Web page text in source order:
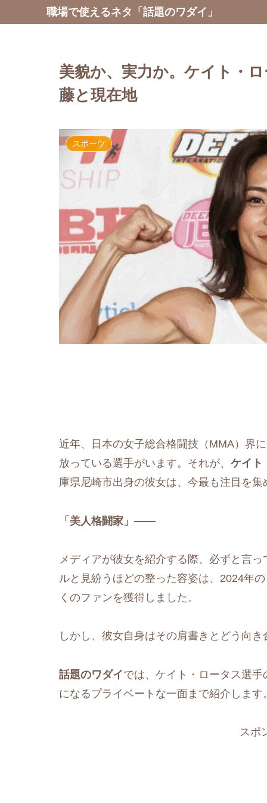
職場で使えるネタ「話題のワダイ」
美貌か、実力か。ケイト・
藤と現在地
スポーツ
近年、日本の女子総合格闘技（MMA）界
放っている選手がいます。それが、 ケイト
庫県尼崎市出身の彼女は、今最も注目を
「美人格闘家」——
メディアが彼女を紹介する際、必ずと言
ルと見紛うほどの整った容姿は、2024年の
くのファンを獲得しました。
しかし、彼女自身はその肩書きとどう向
話題のワダイでは、ケイト・ロータス選
になるプライベートな一面まで紹介します
スポ